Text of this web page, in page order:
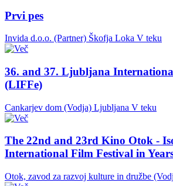
Prvi pes
Invida d.o.o. (Partner) Škofja Loka V teku
36. and 37. Ljubljana
(LIFFe)
Cankarjev dom (Vodja) Ljubljana V teku
The 22nd and 23rd Kino Otok -
International Film Festival in
Otok, zavod za razvoj kulture in družbe